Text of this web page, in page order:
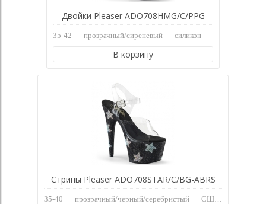
Двойки Pleaser ADO708HMG/C/PPG
35-42 прозрачный/сиреневый силикон
В корзину
Стрипы Pleaser ADO708STAR/C/BG-ABRS
35-40 прозрачный/черный/серебристый США